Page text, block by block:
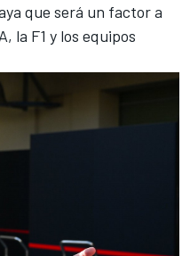
que será un factor a
la F1 y los equipos